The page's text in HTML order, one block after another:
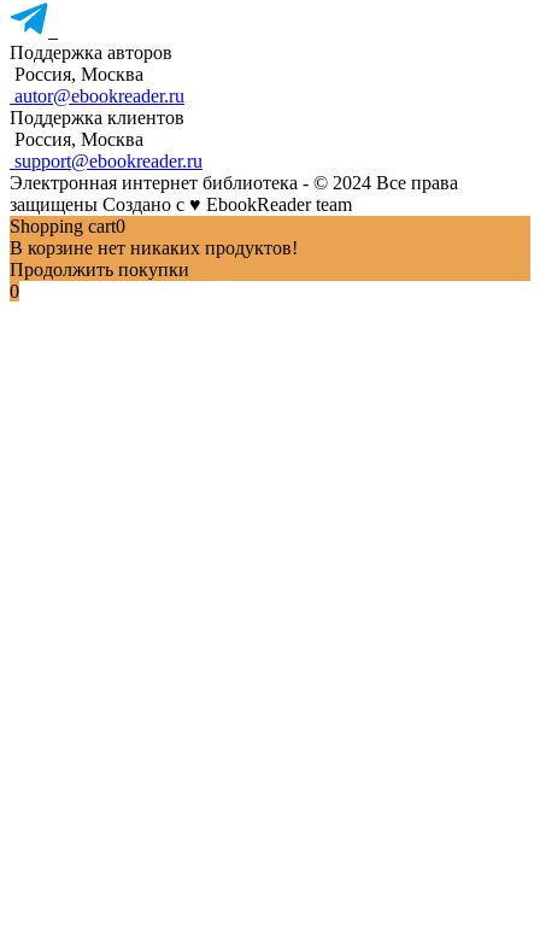
Поддержка авторов
Россия, Москва
autor@ebookreader.ru
Поддержка клиентов
Россия, Москва
support@ebookreader.ru
Электронная интернет библиотека - © 2024 Все права
защищены Создано с ♥ EbookReader team
Shopping cart0
В корзине нет никаких продуктов!
Продолжить покупки
0